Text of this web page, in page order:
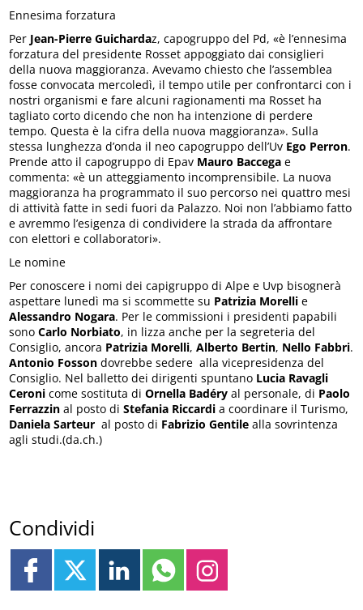
Ennesima forzatura
Per Jean-Pierre Guichardaz, capogruppo del Pd, «è l’ennesima
forzatura del presidente Rosset appoggiato dai consiglieri
della nuova maggioranza. Avevamo chiesto che l’assemblea
fosse convocata mercoledì, il tempo utile per confrontarci con i
nostri organismi e fare alcuni ragionamenti ma Rosset ha
tagliato corto dicendo che non ha intenzione di perdere
tempo. Questa è la cifra della nuova maggioranza». Sulla
stessa lunghezza d’onda il neo capogruppo dell’Uv Ego Perron.
Prende atto il capogruppo di Epav Mauro Baccega e
commenta: «è un atteggiamento incomprensibile. La nuova
maggioranza ha programmato il suo percorso nei quattro mesi
di attività fatte in sedi fuori da Palazzo. Noi non l’abbiamo fatto
e avremmo l’esigenza di condividere la strada da affrontare
con elettori e collaboratori».
Le nomine
Per conoscere i nomi dei capigruppo di Alpe e Uvp bisognerà
aspettare lunedì ma si scommette su Patrizia Morelli e
Alessandro Nogara. Per le commissioni i presidenti papabili
sonoCarlo Norbiato, in lizza anche per la segreteria del
Consiglio, ancora Patrizia Morelli,Alberto Bertin, Nello Fabbri.
Antonio Fosson dovrebbe sedere alla vicepresidenza del
Consiglio. Nel balletto dei dirigenti spuntano Lucia Ravagli
Ceroni come sostituta diOrnella Badéry al personale, di Paolo
Ferrazzin al posto di Stefania Riccardi a coordinare il Turismo,
Daniela Sarteur al posto di Fabrizio Gentile alla sovrintenza
agli studi.(da.ch.)
Condividi